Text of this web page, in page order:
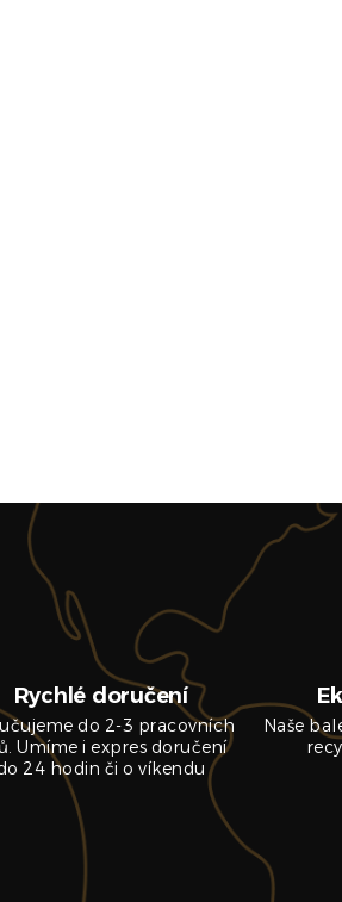
Rychlé doručení
do 2-3 pracovních
Umíme i expres doručení
24 hodin či o víkendu
Naše